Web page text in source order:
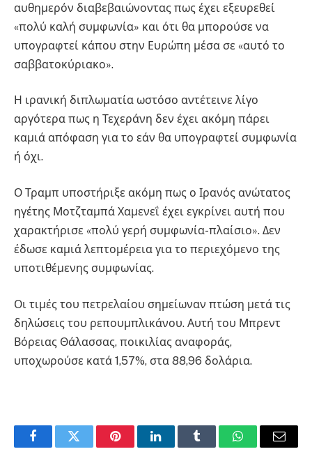
αυθημερόν διαβεβαιώνοντας πως έχει εξευρεθεί
«πολύ καλή συμφωνία» και ότι θα μπορούσε να
υπογραφτεί κάπου στην Ευρώπη μέσα σε «αυτό το
σαββατοκύριακο».
Η ιρανική διπλωματία ωστόσο αντέτεινε λίγο
αργότερα πως η Τεχεράνη δεν έχει ακόμη πάρει
καμιά απόφαση για το εάν θα υπογραφτεί συμφωνία
ή όχι.
Ο Τραμπ υποστήριξε ακόμη πως ο Ιρανός ανώτατος
ηγέτης Μοτζταμπά Χαμενεΐ έχει εγκρίνει αυτή που
χαρακτήρισε «πολύ γερή συμφωνία-πλαίσιο». Δεν
έδωσε καμιά λεπτομέρεια για το περιεχόμενο της
υποτιθέμενης συμφωνίας.
Οι τιμές του πετρελαίου σημείωναν πτώση μετά τις
δηλώσεις του ρεπουμπλικάνου. Αυτή του Μπρεντ
Βόρειας Θάλασσας, ποικιλίας αναφοράς,
υποχωρούσε κατά 1,57%, στα 88,96 δολάρια.
FacebookTwitter PinterestLinkedInTumblr WhatsAppEmail